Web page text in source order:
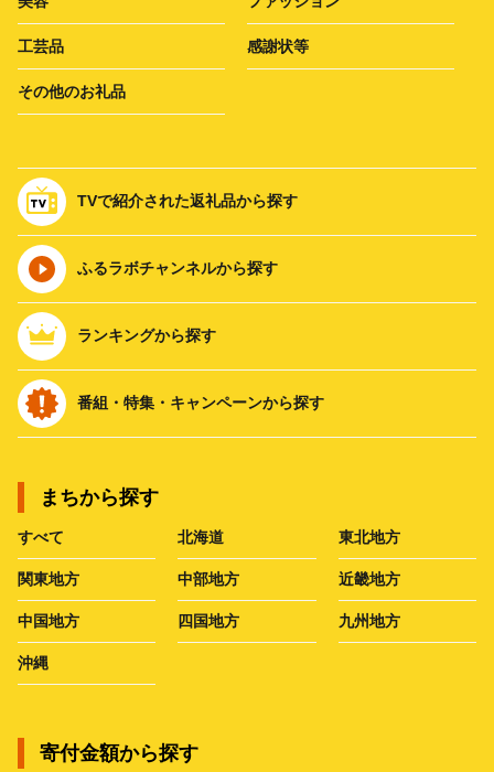
工芸品 感謝状等
その他のお礼品
TVで紹介された返礼品から探す
ふるラボチャンネルから探す
ランキングから探す
番組・特集・キャンペーンから探す
まちから探す
すべて 北海道 東北地方
関東地方 中部地方 近畿地方
中国地方 四国地方 九州地方
沖縄
寄付金額から探す